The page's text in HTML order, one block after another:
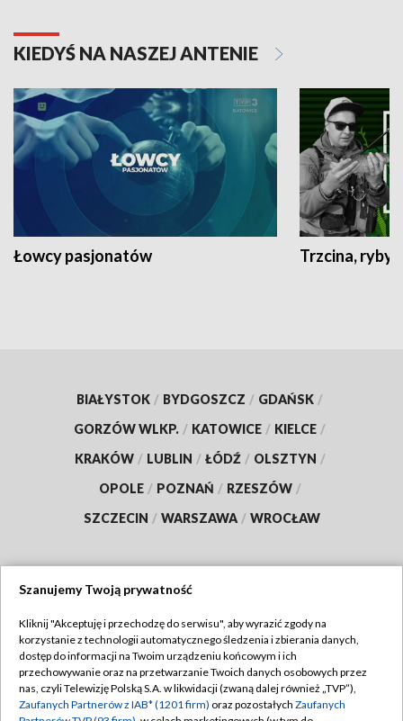
KIEDYŚ NA NASZEJ ANTENIE
Łowcy pasjonatów Trzcina, ryby
BIAŁYSTOK / BYDGOSZCZ / GDAŃSK /
GORZÓW WLKP. / KATOWICE / KIELCE /
KRAKÓW / LUBLIN / ŁÓDŹ / OLSZTYN /
OPOLE / POZNAŃ / RZESZÓW /
SZCZECIN / WARSZAWA / WROCŁAW
TVP
Abonament TVP
Emisja w TVP
Regulamin TVP
Polityka prywatności
Szanujemy Twoją prywatność
Kliknij "Akceptuję i przechodzę do serwisu", aby wyrazić zgody na
korzystanie z technologii automatycznego śledzenia i zbierania danych,
dostęp do informacji na Twoim urządzeniu końcowym i ich
przechowywanie oraz na przetwarzanie Twoich danych osobowych przez
nas, czyli Telewizję Polską S.A. w likwidacji (zwaną dalej również „TVP”),
Zaufanych Partnerów z IAB* (1201 firm) oraz pozostałych Zaufanych